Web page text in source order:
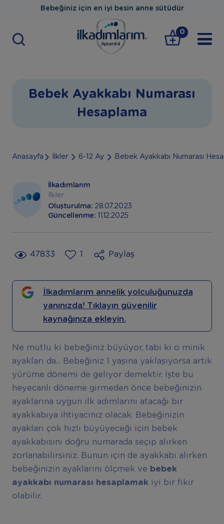
Bebeğiniz için en iyi besin anne sütüdür
0
Bebek Ayakkabı Numarası
Hesaplama
Anasayfa İlkler 6-12 Ay Bebek Ayakkabı Numarası
İlkadımlarım
İlkler
Oluşturulma: 28.07.2023
Güncellenme:
11.12.2025
47833 1 Paylaş
İlkadımlarım annelik yolculuğunuzda
yanınızda! Tıklayın güvenilir
kaynağınıza ekleyin.
Ne mutlu ki bebeğiniz büyüyor, tabi ki o minik
ayakları da... Bebeğiniz 1 yaşına yaklaşıyorsa artık
yürüme dönemi de geliyor demektir. İşte bu
heyecanlı döneme girmeden önce bebeğinizin
ayaklarına uygun ilk adımlarını atacağı bir
ayakkabıya ihtiyacınız olacak. Bebeğinizin
ayakları çok hızlı büyüyeceği için bebek
ayakkabısını doğru numarada seçip alırken
zorlanabilirsiniz. Bunun için de ayakkabı alırken
bebeğinizin ayaklarını ölçmek ve bebek
ayakkabı numarası hesaplamak iyi bir fikir
olabilir.